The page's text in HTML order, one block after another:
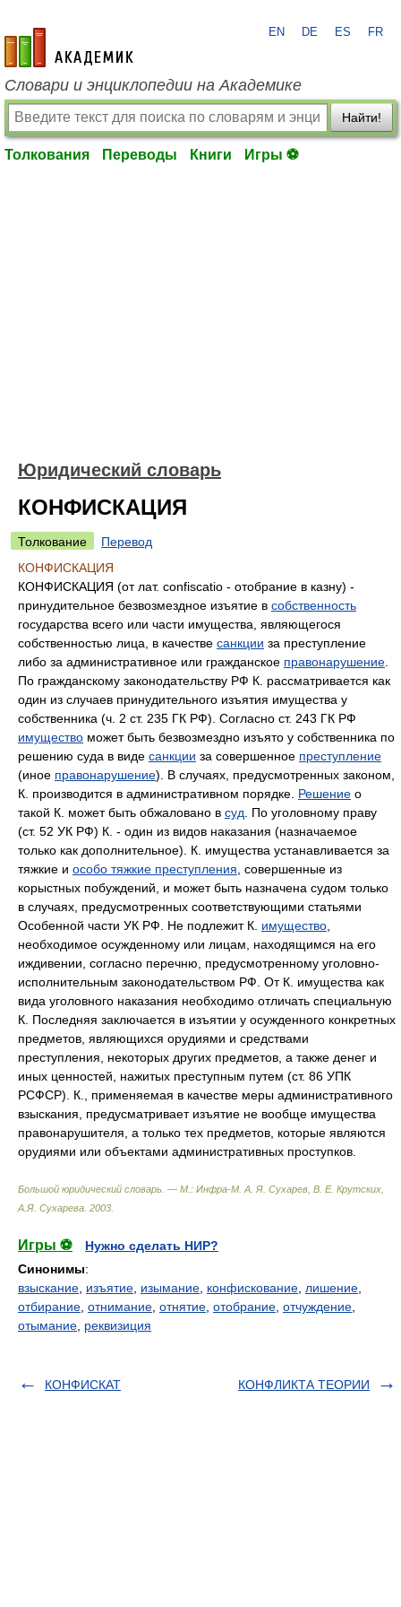
academic.ru
EN DE ES FR
Словари и энциклопедии на Академике
Найти!
Толкования Переводы Книги Игры ⚽
Юридический словарь
КОНФИСКАЦИЯ
Толкование
Перевод
КОНФИСКАЦИЯ
КОНФИСКАЦИЯ (от лат. confiscatio - отобрание в казну) -
принудительное безвозмездное изъятие в собственность
государства всего или части имущества, являющегося
собственностью лица, в качестве санкции за преступление
либо за административное или гражданское правонарушение
По гражданскому законодательству РФ К. рассматривается как
один из случаев принудительного изъятия имущества у
собственника (ч. 2 ст. 235 ГК РФ). Согласно ст. 243 ГК РФ
имущество может быть безвозмездно изъято у собственника по
решению суда в виде санкции за совершенное преступление
(иное правонарушение). В случаях, предусмотренных законом,
К. производится в административном порядке. Решение о
такой К. может быть обжаловано в суд . По уголовному праву
(ст. 52 УК РФ) К. - один из видов наказания (назначаемое
только как дополнительное). К. имущества устанавливается за
тяжкие и особо тяжкие преступления , совершенные из
корыстных побуждений, и может быть назначена судом только
в случаях, предусмотренных соответствующими статьями
Особенной части УК РФ. Не подлежит К. имущество
необходимое осужденному или лицам, находящимся на его
иждивении, согласно перечню, предусмотренному уголовно-
исполнительным законодательством РФ. От К. имущества как
вида уголовного наказания необходимо отличать специальную
К. Последняя заключается в изъятии у осужденного конкретных
предметов, являющихся орудиями и средствами
преступления, некоторых других предметов, а также денег и
иных ценностей, нажитых преступным путем (ст. 86 УПК
РСФСР). К., применяемая в качестве меры административного
взыскания, предусматривает изъятие не вообще имущества
правонарушителя, а только тех предметов, которые являются
орудиями или объектами административных проступков.
Большой юридический словарь. — М.: Инфра-М А. Я. Сухарев, В. Е. Крутских,
А.Я. Сухарева 2003
Игры ⚽
Нужно сделать НИР?
Синонимы:
взыскание изъятие изымание конфискование лишение
отбирание отнимание отнятие отобрание отчуждение
отымание реквизиция
КОНФИСКАТ КОНФЛИКТА ТЕОРИИ